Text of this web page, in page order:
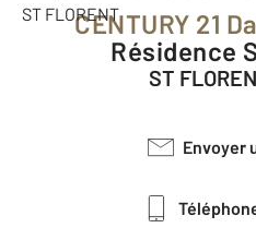
CENTURY 21
Résidence
ST
Envoyer